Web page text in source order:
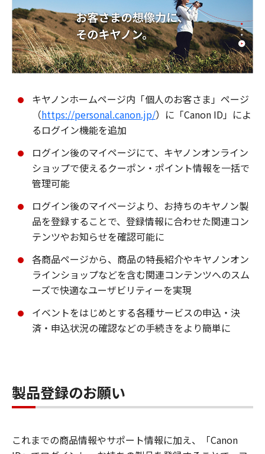
キヤノンホームページ内「個人のお客さま」ページ
（https://personal.canon.jp/）に「Canon ID」によ
るログイン機能を追加
ログイン後のマイページにて、キヤノンオンライン
ショップで使えるクーポン・ポイント情報を一括で
管理可能
ログイン後のマイページより、お持ちのキヤノン製
品を登録することで、登録情報に合わせた関連コン
テンツやお知らせを確認可能に
各商品ページから、商品の特長紹介やキヤノンオン
ラインショップなどを含む関連コンテンツへのスム
ーズで快適なユーザビリティーを実現
イベントをはじめとする各種サービスの申込・決
済・申込状況の確認などの手続きをより簡単に
製品登録のお願い
これまでの商品情報やサポート情報に加え、「Canon